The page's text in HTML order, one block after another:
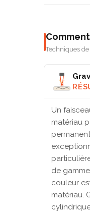
Techniques
Un
matériau
de
couleur
matériau.